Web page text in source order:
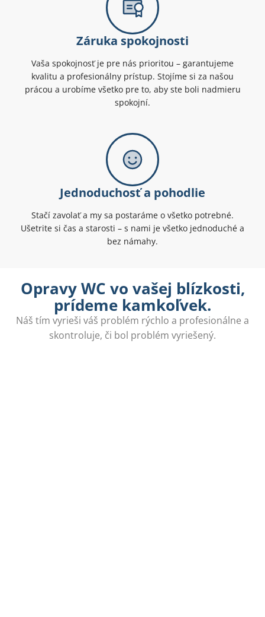
Záruka spokojnosti
Vaša spokojnosť je pre nás prioritou – garantujeme
kvalitu a profesionálny prístup. Stojíme si za našou
prácou a urobíme všetko pre to, aby ste boli nadmieru
spokojní.
Jednoduchosť a pohodlie
Stačí zavolať a my sa postaráme o všetko potrebné.
Ušetrite si čas a starosti – s nami je všetko jednoduché a
bez námahy.
Opravy WC vo vašej blízkosti,
prídeme kamkoľvek.
Náš tím vyrieši váš problém rýchlo a profesionálne a
skontroluje, či bol problém vyriešený.